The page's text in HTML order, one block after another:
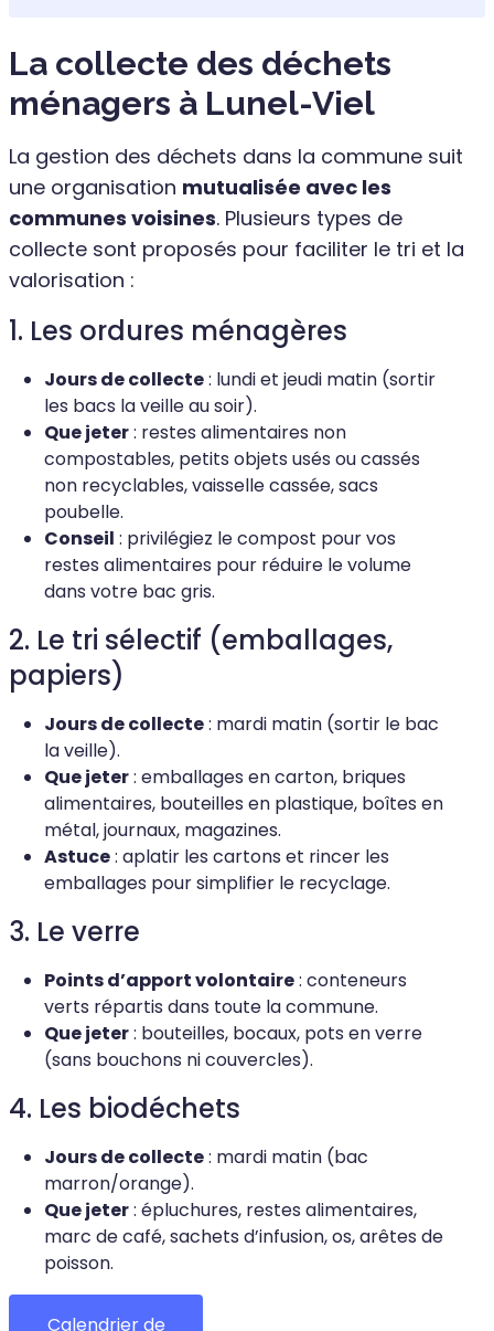
La collecte des déchets
ménagers à Lunel-Viel
La gestion des déchets dans la commune suit
une organisation mutualisée avec les
communes voisines. Plusieurs types de
collecte sont proposés pour faciliter le tri et la
valorisation :
1. Les ordures ménagères
Jours de collecte: lundi et jeudi matin (sortir
les bacs la veille au soir).
Que jeter: restes alimentaires non
compostables, petits objets usés ou cassés
non recyclables, vaisselle cassée, sacs
poubelle.
Conseil : privilégiez le compost pour vos
restes alimentaires pour réduire le volume
dans votre bac gris.
2. Le tri sélectif (emballages,
papiers)
Jours de collecte: mardi matin (sortir le bac
la veille).
Que jeter: emballages en carton, briques
alimentaires, bouteilles en plastique, boîtes en
métal, journaux, magazines.
Astuce: aplatir les cartons et rincer les
emballages pour simplifier le recyclage.
3. Le verre
Points d’apport volontaire: conteneurs
verts répartis dans toute la commune.
Que jeter: bouteilles, bocaux, pots en verre
(sans bouchons ni couvercles).
4. Les biodéchets
Jours de collecte: mardi matin (bac
marron/orange).
Que jeter: épluchures, restes alimentaires,
marc de café, sachets d’infusion, os, arêtes de
poisson.
Calendrier de